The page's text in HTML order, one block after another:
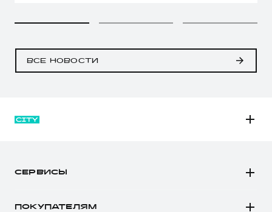
ВСЕ НОВОСТИ
СЕРВИСЫ
ПОКУПАТЕЛЯМ